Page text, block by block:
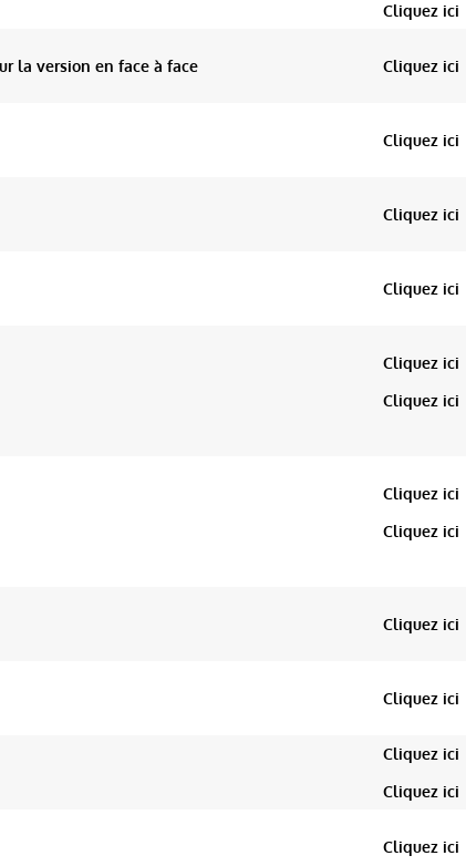
Cliquez ici
la version en face à face Cliquez ici
Cliquez ici
Cliquez ici
Cliquez ici
Cliquez ici
Cliquez ici
Cliquez ici
Cliquez ici
Cliquez ici
Cliquez ici
Cliquez ici
Cliquez ici
Cliquez ici